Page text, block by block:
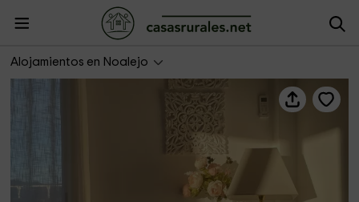
Alojamientos en Noalejo
Apartamentos Sierra Mágina